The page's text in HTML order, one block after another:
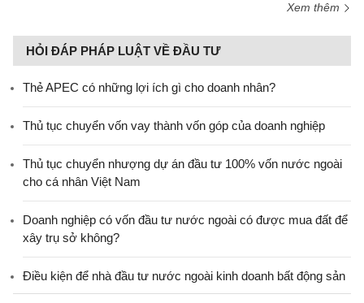
Xem thêm
HỎI ĐÁP PHÁP LUẬT VỀ ĐẦU TƯ
Thẻ APEC có những lợi ích gì cho doanh nhân?
Thủ tục chuyển vốn vay thành vốn góp của doanh nghiệp
Thủ tục chuyển nhượng dự án đầu tư 100% vốn nước ngoài
cho cá nhân Việt Nam
Doanh nghiệp có vốn đầu tư nước ngoài có được mua đất để
xây trụ sở không?
Điều kiện để nhà đầu tư nước ngoài kinh doanh bất động sản